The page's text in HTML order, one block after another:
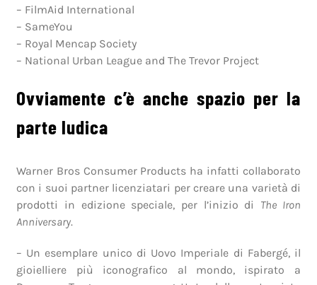
– FilmAid International
– SameYou
– Royal Mencap Society
– National Urban League and The Trevor Project
Ovviamente c’è anche spazio per la
parte ludica
Warner Bros Consumer Products ha infatti collaborato
con i suoi partner licenziatari per creare una varietà di
prodotti in edizione speciale, per l’inizio di The Iron
Anniversary.
– Un esemplare unico di Uovo Imperiale di Fabergé, il
gioielliere più iconografico al mondo, ispirato a